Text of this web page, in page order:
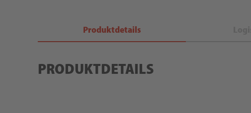
Produktdetails
PRODUKTDETAILS